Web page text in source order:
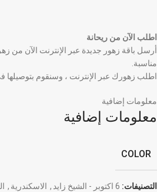
اطلب الآن من ريحانة
أرسل باقة زهور جديدة عبر الإنترنت الآن من
مناسبة.
اطلب زهورك عبر الإنترنت ، وسنقوم بتوصيلها
معلومات إضافية
معلومات إضافية
COLOR
التصنيفات: 6 اكتوبر - الشيخ زايد , الاسكندرية ,